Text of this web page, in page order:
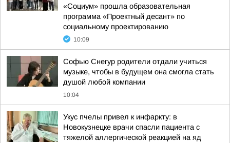
«Социум» прошла образовательная
программа «Проектный десант» по
социальному проектированию
10:09
Софью Снегур родители отдали учиться
музыке, чтобы в будущем она смогла стать
душой любой компании
10:04
Укус пчелы привел к инфаркту: в
Новокузнецке врачи спасли пациента с
тяжелой аллергической реакцией на яд